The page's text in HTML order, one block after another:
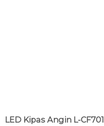
LED Kipas Angin L-CF701